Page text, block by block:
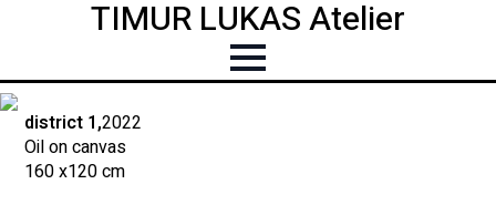
TIMUR LUKAS Atelier
district 1,2022
Oil on canvas
160 x120 cm